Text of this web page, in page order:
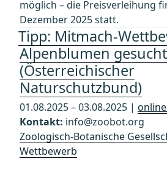
möglich – die Preisverleihung
Dezember 2025 statt.
Tipp: Mitmach-
Alpenblumen gesucht
(Österreichischer
Naturschutzbund)
01.08.2025 – 03.08.2025 | online
Kontakt: info@zoobot.org
Zoologisch-Botanische
Wettbewerb